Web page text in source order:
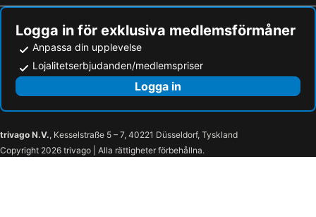
Sachen Therme Leipzig Thermal Spa
Alexanderplatz Metro Station
Artemis
Hauptbahnhof Nord Metro Station
Berlin Tågstation Öst (Ostbahnhof)
Sternschanze
Göttinger Weihnachtsmarkt
CCH Hamburg Kongresscenter
Industriehafen
Seeblick
Logga in för exklusiva medlemsförmåner
Anpassa din upplevelse
Lojalitetserbjudanden/medlemspriser
Logga in
trivago N.V., Kesselstraße 5 – 7, 40221 Düsseldorf, Tyskland
Copyright 2026 trivago | Alla rättigheter förbehållna.